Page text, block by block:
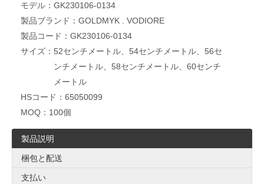
モデル： GK230106-0134
製品ブランド： GOLDMYK . VODIORE
製品コード： GK230106-0134
サイズ： 52センチメートル、54センチメートル、56セ
ンチメートル、58センチメートル、60センチ
メートル
HSコード： 65050099
MOQ： 100個
製品説明
梱包と配送
支払い